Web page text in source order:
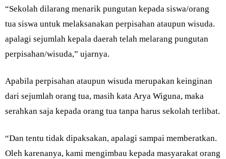
“Sekolah dilarang menarik pungutan kepada siswa/orang
tua siswa untuk melaksanakan perpisahan ataupun wisuda.
apalagi sejumlah kepala daerah telah melarang pungutan
perpisahan/wisuda,” ujarnya.
Apabila perpisahan ataupun wisuda merupakan keinginan
dari sejumlah orang tua, masih kata Arya Wiguna, maka
serahkan saja kepada orang tua tanpa harus sekolah terlibat.
“Dan tentu tidak dipaksakan, apalagi sampai memberatkan.
Oleh karenanya, kami mengimbau kepada masyarakat orang